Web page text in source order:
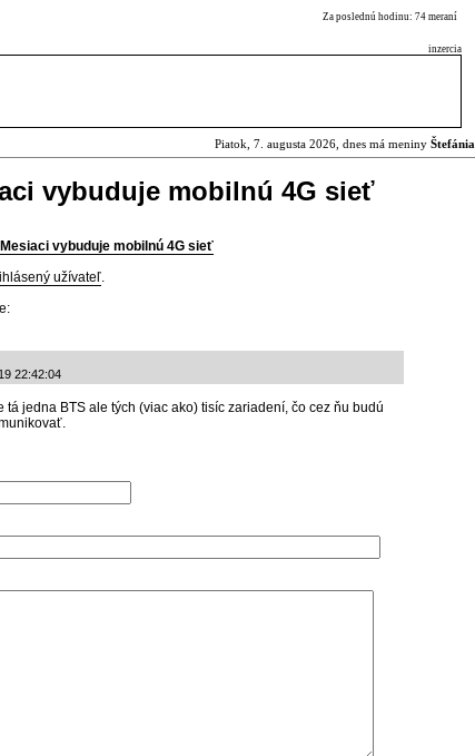
Za poslednú hodinu: 74 meraní
inzercia
Piatok, 7. augusta 2026, dnes má meniny Štefánia
vybuduje mobilnú 4G sieť
vybuduje mobilnú 4G sieť
užívateľ.
22:42:04
tá jedna BTS ale tých (viac ako) tisíc zariadení, čo cez ňu budú